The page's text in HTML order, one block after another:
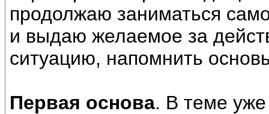
продолжаю заниматься
и выдаю желаемое за
ситуацию, напомнить
Первая основа. В теме уже